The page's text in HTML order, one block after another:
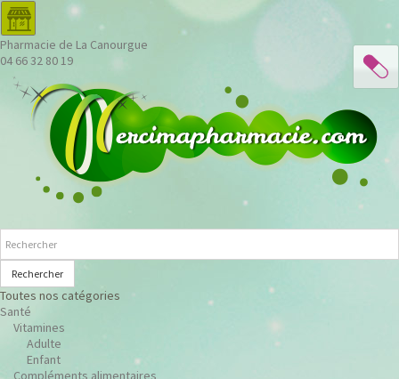
Pharmacie de La Canourgue
04 66 32 80 19
Rechercher
Toutes nos catégories
Santé
Vitamines
Adulte
Enfant
Compléments alimentaires